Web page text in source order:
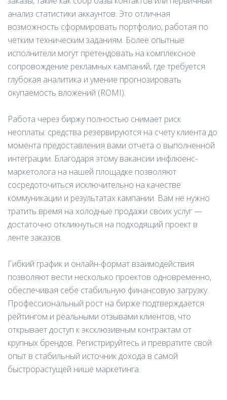
анализ статистики аккаунтов. Это отличная
возможность сформировать портфолио, работая по
четким техническим заданиям. Более опытные
исполнители могут претендовать на комплексное
сопровождение рекламных кампаний, где требуется
глубокая аналитика и умение прогнозировать
окупаемость вложений (ROMI).
Работа через биржу полностью снимает риск
неоплаты: средства резервируются на счету клиента до
момента предоставления вами отчета о выполненной
интеграции. Благодаря этому вакансии инфлюенс-
маркетолога на нашей площадке позволяют
сосредоточиться исключительно на качестве
коммуникации и результатах кампании. Вам не нужно
тратить время на холодные продажи своих услуг —
достаточно откликнуться на подходящий проект в
ленте заказов.
Гибкий график и онлайн-формат взаимодействия
позволяют вести несколько проектов одновременно,
обеспечивая себе стабильную финансовую загрузку.
Профессиональный рост на бирже подтверждается
рейтингом и реальными отзывами клиентов, что
открывает доступ к эксклюзивным контрактам от
крупных брендов. Регистрируйтесь и превратите свой
опыт в стабильный источник дохода в самой
быстрорастущей нише маркетинга.